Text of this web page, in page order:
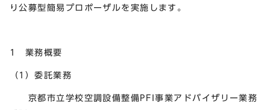
り公募型簡易プロポーザルを実施します。
1 業務概要
（1）委託業務
京都市立学校空調設備整備PFI事業アドバイザリー業務